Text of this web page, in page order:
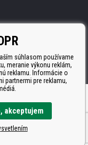
súhlasom používame
meranie výkonu reklám,
reklamu. Informácie o
partnermi pre reklamu,
akceptujem